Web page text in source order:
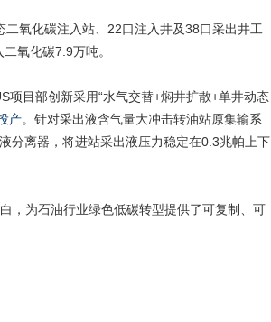
氧化碳注入站、22口注入井及38口采出井工
氧化碳7.9万吨。
项目部创新采用“水气交替+焖井扩散+单井动态
产。针对采出液含气量大冲击转油站原集输系
分离器，将进站采出液压力稳定在0.3兆帕上下
，为石油行业绿色低碳转型提供了可复制、可